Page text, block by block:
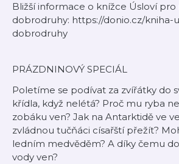
Bližší informace o knížce Úsloví pro
dobrodruhy: https://donio.cz/kniha-
dobrodruhy
PRÁZDNINOVÝ SPECIÁL
Poletíme se podívat za zvířátky do
křídla, když nelétá? Proč mu ryba
zobáku ven? Jak na Antarktidě ve
zvládnou tučňáci císařští přežít?
ledním medvěděm? A díky čemu
vody ven?